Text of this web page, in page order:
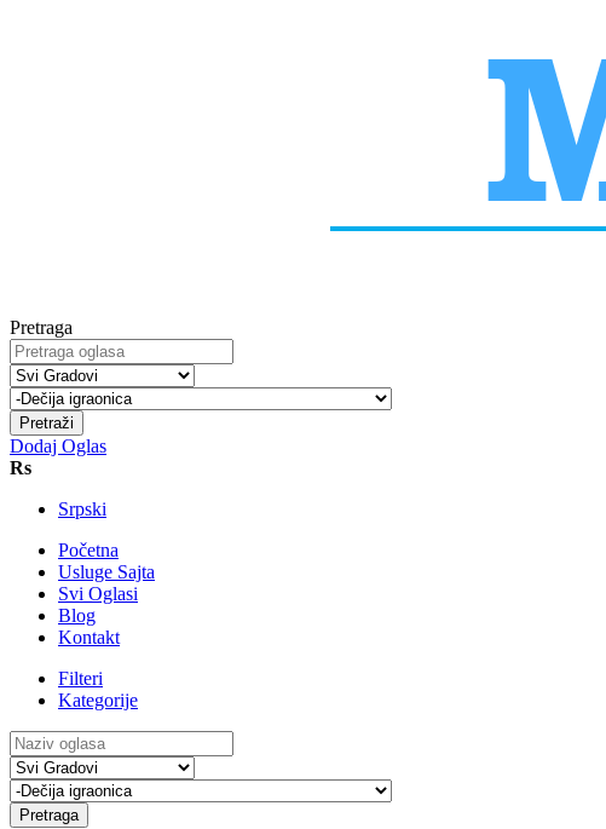
Pretraga
Pretraži
Dodaj Oglas
Rs
Srpski
Početna
Usluge Sajta
Svi Oglasi
Blog
Kontakt
Filteri
Kategorije
Pretraga